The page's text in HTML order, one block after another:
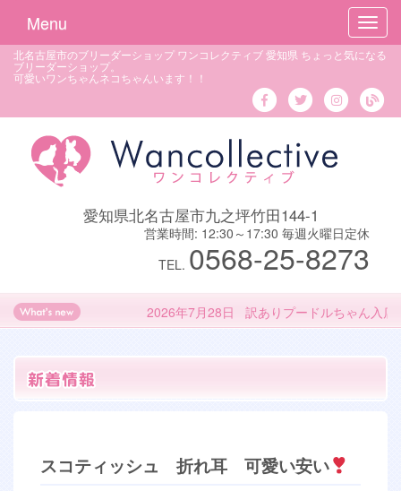
北名古屋市のブリーダーショップ ワンコレクティブ 愛知県 ちょっと気になる
ブリーダーショップ。
可愛いワンちゃんネコちゃんいます！！
愛知県北名古屋市九之坪竹田144-1
営業時間: 12:30～17:30 毎週火曜日定休
TEL. 0568-25-8273
Menu
2026年7月28日 訳ありプードルちゃん入店
スコティッシュ 折れ耳 可愛い安い